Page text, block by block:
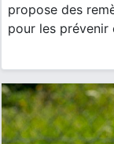
propose des
pour les